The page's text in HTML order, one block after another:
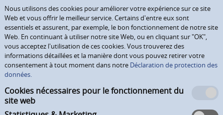
Nous utilisons des cookies pour améliorer votre expérience sur ce site
Web et vous offrir le meilleur service. Certains d'entre eux sont
essentiels et assurent, par exemple, le bon fonctionnement de notre site
Web. En continuant à utiliser notre site Web, ou en cliquant sur "OK",
vous acceptez l'utilisation de ces cookies. Vous trouverez des
informations détaillées et la manière dont vous pouvez retirer votre
consentement à tout moment dans notre Déclaration de protection des
données.
Cookies nécessaires pour le fonctionnement du
site web